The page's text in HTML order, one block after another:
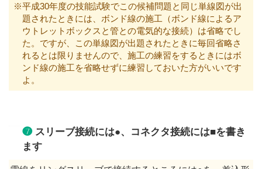
※平成30年度の技能試験でこの候補問題と同じ単線図が出
題されたときには、ボンド線の施工（ボンド線によるア
ウトレットボックスと管との電気的な接続）は省略でし
た。ですが、この単線図が出題されたときに毎回省略さ
れるとは限りませんので、施工の練習をするときにはボ
ンド線の施工を省略せずに練習しておいた方がいいです
よ。
❼スリーブ接続には●、コネクタ接続には■を書き
ます